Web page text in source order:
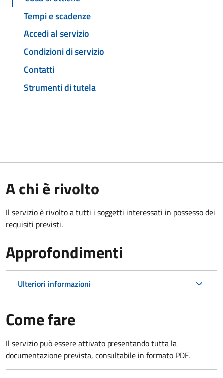
Tempi e scadenze
Accedi al servizio
Condizioni di servizio
Contatti
Strumenti di tutela
A chi è rivolto
Il servizio è rivolto a tutti i soggetti interessati in possesso dei
requisiti previsti.
Approfondimenti
Ulteriori informazioni
Come fare
Il servizio può essere attivato presentando tutta la
documentazione prevista, consultabile in formato PDF.